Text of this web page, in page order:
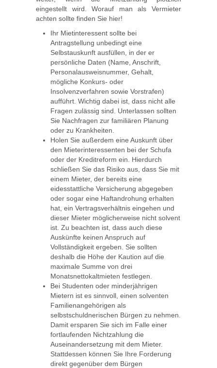
eingestellt wird. Worauf man als Vermieter
achten sollte finden Sie hier!
Ihr Mietinteressent sollte bei
Antragstellung unbedingt eine
Selbstauskunft ausfüllen, in der er
persönliche Daten (Name, Anschrift,
Personalausweisnummer, Gehalt,
mögliche Konkurs- oder
Insolvenzverfahren sowie Vorstrafen)
aufführt. Wichtig dabei ist, dass nicht alle
Fragen zulässig sind. Unterlassen sollten
Sie Nachfragen zur familiären Planung
oder zu Krankheiten.
Holen Sie außerdem eine Auskunft über
den Mieterinteressenten bei der Schufa
oder der Kreditreform ein. Hierdurch
schließen Sie das Risiko aus, dass Sie mit
einem Mieter, der bereits eine
eidesstattliche Versicherung abgegeben
oder sogar eine Haftandrohung erhalten
hat, ein Vertragsverhältnis eingehen und
dieser Mieter möglicherweise nicht solvent
ist. Zu beachten ist, dass auch diese
Auskünfte keinen Anspruch auf
Vollständigkeit ergeben. Sie sollten
deshalb die Höhe der Kaution auf die
maximale Summe von drei
Monatsnettokaltmieten festlegen.
Bei Studenten oder minderjährigen
Mietern ist es sinnvoll, einen solventen
Familienangehörigen als
selbstschuldnerischen Bürgen zu nehmen.
Damit ersparen Sie sich im Falle einer
fortlaufenden Nichtzahlung die
Auseinandersetzung mit dem Mieter.
Stattdessen können Sie Ihre Forderung
direkt gegenüber dem Bürgen